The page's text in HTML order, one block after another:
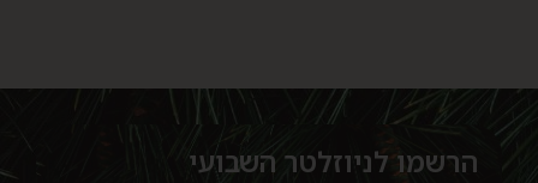
הרשמו לניוזלטר השבועי